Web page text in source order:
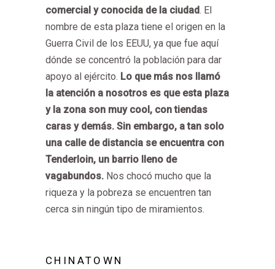
comercial y conocida de la ciudad. El
nombre de esta plaza tiene el origen en la
Guerra Civil de los EEUU, ya que fue aquí
dónde se concentró la población para dar
apoyo al ejército. Lo que más nos llamó
la atención a nosotros es que esta plaza
y la zona son muy cool, con tiendas
caras y demás. Sin embargo, a tan solo
una calle de distancia se encuentra con
Tenderloin, un barrio lleno de
vagabundos. Nos chocó mucho que la
riqueza y la pobreza se encuentren tan
cerca sin ningún tipo de miramientos.
CHINATOWN